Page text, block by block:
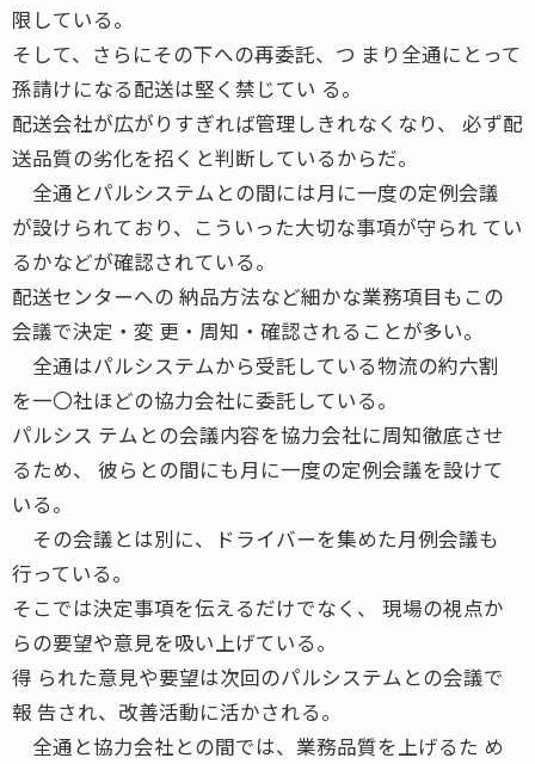
限している。
そして、さらにその下への再委託、つ まり全通にとって
孫請けになる配送は堅く禁じてい る。
配送会社が広がりすぎれば管理しきれなくなり、 必ず配
送品質の劣化を招くと判断しているからだ。
全通とパルシステムとの間には月に一度の定例会議
が設けられており、こういった大切な事項が守られ てい
るかなどが確認されている。
配送センターへの 納品方法など細かな業務項目もこの
会議で決定・変 更・周知・確認されることが多い。
全通はパルシステムから受託している物流の約六割
を一〇社ほどの協力会社に委託している。
パルシス テムとの会議内容を協力会社に周知徹底させ
るため、 彼らとの間にも月に一度の定例会議を設けて
いる。
その会議とは別に、ドライバーを集めた月例会議も
行っている。
そこでは決定事項を伝えるだけでなく、 現場の視点か
らの要望や意見を吸い上げている。
得 られた意見や要望は次回のパルシステムとの会議で
報 告され、改善活動に活かされる。
全通と協力会社との間では、業務品質を上げるた め